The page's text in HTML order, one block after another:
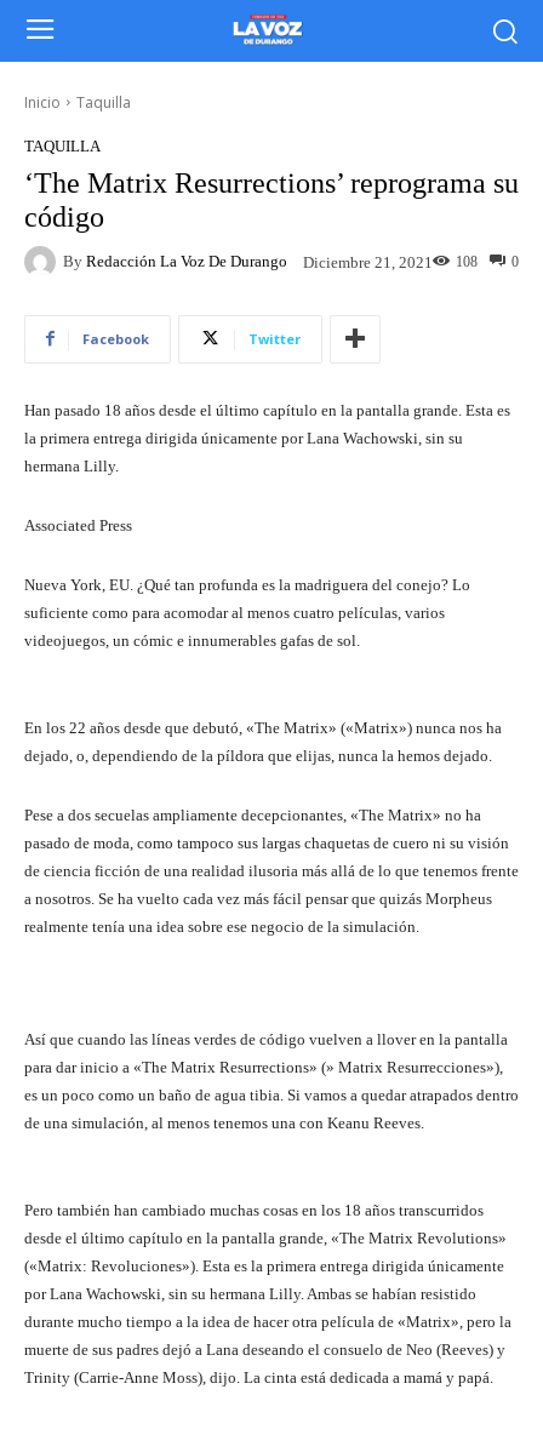
Inicio Taquilla
TAQUILLA
‘The Matrix Resurrections’ reprograma su
código
By Redacción La Voz De Durango Diciembre 21, 2021 0
108
Facebook Twitter
Han pasado 18 años desde el último capítulo en la pantalla grande. Esta es
la primera entrega dirigida únicamente por Lana Wachowski, sin su
hermana Lilly.
Associated Press
Nueva York, EU. ¿Qué tan profunda es la madriguera del conejo? Lo
suficiente como para acomodar al menos cuatro películas, varios
videojuegos, un cómic e innumerables gafas de sol.
En los 22 años desde que debutó, «The Matrix» («Matrix») nunca nos ha
dejado, o, dependiendo de la píldora que elijas, nunca la hemos dejado.
Pese a dos secuelas ampliamente decepcionantes, «The Matrix» no ha
pasado de moda, como tampoco sus largas chaquetas de cuero ni su visión
de ciencia ficción de una realidad ilusoria más allá de lo que tenemos frente
a nosotros. Se ha vuelto cada vez más fácil pensar que quizás Morpheus
realmente tenía una idea sobre ese negocio de la simulación.
Así que cuando las líneas verdes de código vuelven a llover en la pantalla
para dar inicio a «The Matrix Resurrections» (» Matrix Resurrecciones»),
es un poco como un baño de agua tibia. Si vamos a quedar atrapados dentro
de una simulación, al menos tenemos una con Keanu Reeves.
Pero también han cambiado muchas cosas en los 18 años transcurridos
desde el último capítulo en la pantalla grande, «The Matrix Revolutions»
(«Matrix: Revoluciones»). Esta es la primera entrega dirigida únicamente
por Lana Wachowski, sin su hermana Lilly. Ambas se habían resistido
durante mucho tiempo a la idea de hacer otra película de «Matrix», pero la
muerte de sus padres dejó a Lana deseando el consuelo de Neo (Reeves) y
Trinity (Carrie-Anne Moss), dijo. La cinta está dedicada a mamá y papá.